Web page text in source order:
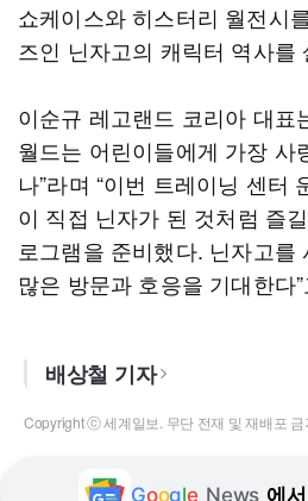
쇼케이스와 히스터리 월전시
즈인 닌자고의 캐릭터 역사를
이순규 레고랜드 코리아 대표
월드는 어린이들에게 가장 사
나”라며 “이번 트레이닝 센터
이 직접 닌자가 된 것처럼 즐
로그램을 준비했다. 닌자고를
많은 방문과 호응을 기대한다
배상철 기자
Copyright ⓒ 세계일보. 무단 전재 및 재배포 금
Google News 에